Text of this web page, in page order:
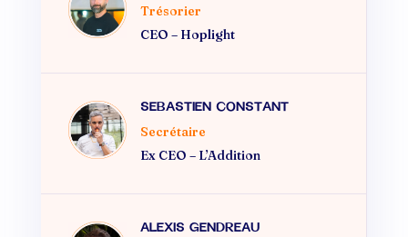
Trésorier
CEO – Hoplight
SEBASTIEN CONSTANT
Secrétaire
Ex CEO – L’Addition
ALEXIS GENDREAU